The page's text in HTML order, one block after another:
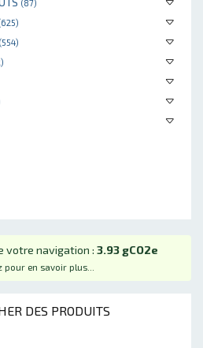
(87)
(554)
votre navigation : 3.93 gCO2e
pour en savoir plus...
DES PRODUITS